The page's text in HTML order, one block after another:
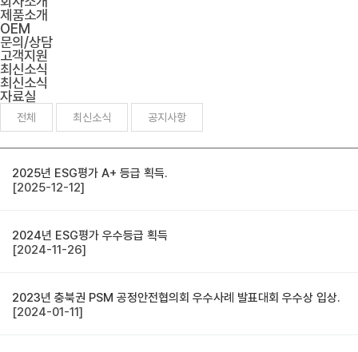
제품소개
OEM
문의/상담
고객지원
최신소식
최신소식
자료실
전체 최신소식 공지사항
2025년 ESG평가 A+ 등급 획득.
[2025-12-12]
2024년 ESG평가 우수등급 획득
[2024-11-26]
2023년 충북권 PSM 공정안전협의회 우수사례 발표대회 우수상 입상.
[2024-01-11]